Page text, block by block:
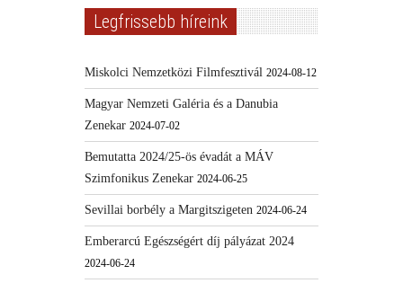
Legfrissebb híreink
Miskolci Nemzetközi Filmfesztivál 2024-08-12
Magyar Nemzeti Galéria és a Danubia
Zenekar 2024-07-02
Bemutatta 2024/25-ös évadát a MÁV
Szimfonikus Zenekar 2024-06-25
Sevillai borbély a Margitszigeten 2024-06-24
Emberarcú Egészségért díj pályázat 2024
2024-06-24